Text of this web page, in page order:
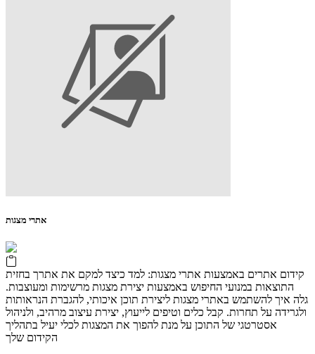
אתרי מצגות
קידום אתרים באמצעות אתרי מצגות: למד כיצד למקם את אתרך בחזית
התוצאות במנועי החיפוש באמצעות יצירת מצגות מרשימות ומעוצבות.
גלה איך להשתמש באתרי מצגות ליצירת תוכן איכותי, להגברת הנראותות
ולגרידה על תחרות. קבל כלים וטיפים לייעוץ, יצירת עיצוב מרהיב, ולניהול
אסטרטגי של התוכן על מנת להפוך את המצגות לכלי יעיל בתהליך
הקידום שלך